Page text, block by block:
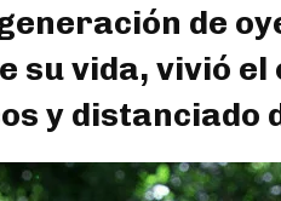
de
su vida, vivió el
y distanciado